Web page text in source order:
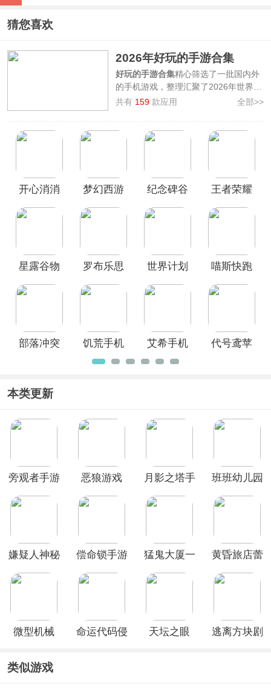
猜您喜欢
2026年好玩的手游合集
好玩的手游合集精心筛选了一批国内外
的手机游戏，整理汇聚了2026年世界各
地各种玩法题材类型的好玩手游，其中
突、Fate/GrandOrder、Roblox
等，
可以在其中找到，再也不用担心游戏荒
了，欢迎前来本站挑选下载畅玩！
共有 159 款应用 全部>>
开心消消
梦幻西游
纪念碑谷
王者荣耀
星露谷物
罗布乐思
世界计划
喵斯快跑
部落冲突
饥荒手机
版
艾希手机
版
代号鸢苹
本类更新
旁观者手游
恶狼游戏
月影之塔手
班班幼儿园
嫌疑人神秘
偿命锁手游
猛鬼大厦一
黄昏旅店蕾
微型机械
命运代码侵
天坛之眼
逃离方块剧
类似游戏